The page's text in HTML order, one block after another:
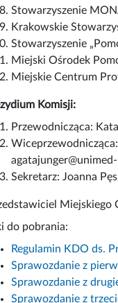
Stowarzyszenie
Krakowskie
Stowarzyszenie
Miejski Ośrodek
Miejskie Centrum
Komisji:
Przewodnicząca:
Sekretarz: Joanna
Miejskiego
do pobrania:
Regulamin KDO ds.
Sprawozdanie z
Sprawozdanie z
Sprawozdanie z